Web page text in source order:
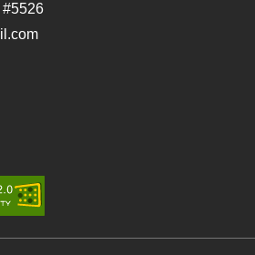
#5526